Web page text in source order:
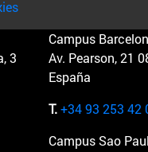
3
Campus
Av. Pearson, 21
España
T.+34 93 253 42
Campus Sao